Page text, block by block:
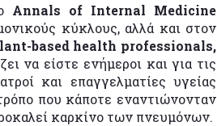
Annals of Internal Medicine
κύκλους, αλλά και στον
based health professionals,
να είστε ενήμεροι και για τις
και επαγγελματίες υγείας
που κάποτε εναντιώνονταν
καρκίνο των πνευμόνων.